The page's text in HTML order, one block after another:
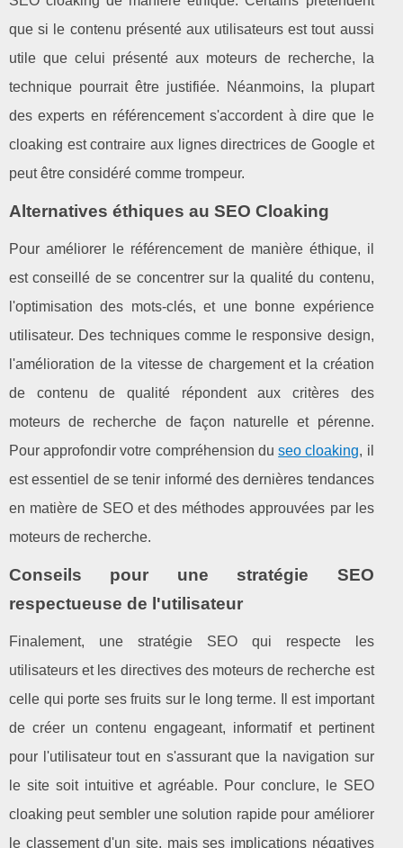
que si le contenu présenté aux utilisateurs est tout aussi
utile que celui présenté aux moteurs de recherche, la
technique pourrait être justifiée. Néanmoins, la plupart
des experts en référencement s'accordent à dire que le
cloaking est contraire aux lignes directrices de Google et
peut être considéré comme trompeur.
Alternatives éthiques au SEO Cloaking
Pour améliorer le référencement de manière éthique, il
est conseillé de se concentrer sur la qualité du contenu,
l'optimisation des mots-clés, et une bonne expérience
utilisateur. Des techniques comme le responsive design,
l'amélioration de la vitesse de chargement et la création
de contenu de qualité répondent aux critères des
moteurs de recherche de façon naturelle et pérenne.
Pour approfondir votre compréhension duseo cloaking, il
est essentiel de se tenir informé des dernières tendances
en matière de SEO et des méthodes approuvées par les
moteurs de recherche.
Conseils pour une stratégie SEO
respectueuse de l'utilisateur
Finalement, une stratégie SEO qui respecte les
utilisateurs et les directives des moteurs de recherche est
celle qui porte ses fruits sur le long terme. Il est important
de créer un contenu engageant, informatif et pertinent
pour l'utilisateur tout en s'assurant que la navigation sur
le site soit intuitive et agréable. Pour conclure, le SEO
cloaking peut sembler une solution rapide pour améliorer
le classement d'un site, mais ses implications négatives